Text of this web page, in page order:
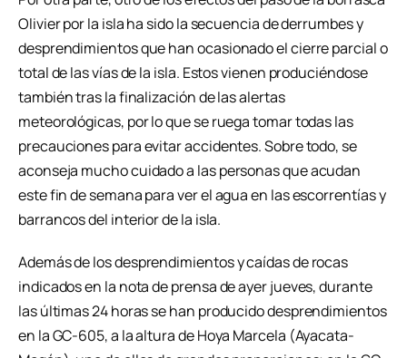
Olivier por la isla ha sido la secuencia de derrumbes y
desprendimientos que han ocasionado el cierre parcial o
total de las vías de la isla. Estos vienen produciéndose
también tras la finalización de las alertas
meteorológicas, por lo que se ruega tomar todas las
precauciones para evitar accidentes. Sobre todo, se
aconseja mucho cuidado a las personas que acudan
este fin de semana para ver el agua en las escorrentías y
barrancos del interior de la isla.
Además de los desprendimientos y caídas de rocas
indicados en la nota de prensa de ayer jueves, durante
las últimas 24 horas se han producido desprendimientos
en la GC-605, a la altura de Hoya Marcela (Ayacata-